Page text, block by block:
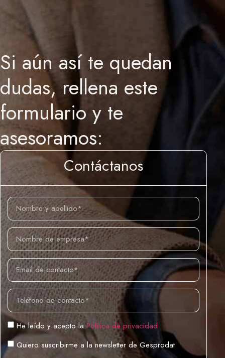
Si aún así te quedan
dudas, rellena este
formulario y te
asesoramos:
Contáctanos
He leído y acepto laPolítica de privacidad
Quiero suscribirme a la newsletter de Gesprodat